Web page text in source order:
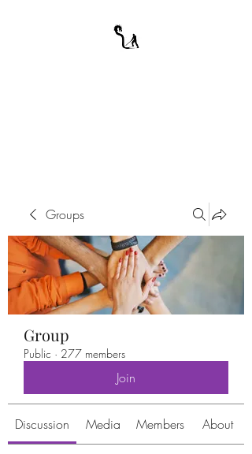
Groups
Group
Public · 277 members
Join
Discussion Media Members About